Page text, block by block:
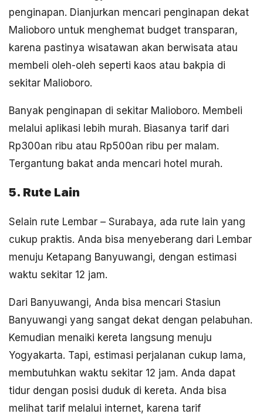
penginapan. Dianjurkan mencari penginapan dekat
Malioboro untuk menghemat budget transparan,
karena pastinya wisatawan akan berwisata atau
membeli oleh-oleh seperti kaos atau bakpia di
sekitar Malioboro.
Banyak penginapan di sekitar Malioboro. Membeli
melalui aplikasi lebih murah. Biasanya tarif dari
Rp300an ribu atau Rp500an ribu per malam.
Tergantung bakat anda mencari hotel murah.
5. Rute Lain
Selain rute Lembar – Surabaya, ada rute lain yang
cukup praktis. Anda bisa menyeberang dari Lembar
menuju Ketapang Banyuwangi, dengan estimasi
waktu sekitar 12 jam.
Dari Banyuwangi, Anda bisa mencari Stasiun
Banyuwangi yang sangat dekat dengan pelabuhan.
Kemudian menaiki kereta langsung menuju
Yogyakarta. Tapi, estimasi perjalanan cukup lama,
membutuhkan waktu sekitar 12 jam. Anda dapat
tidur dengan posisi duduk di kereta. Anda bisa
melihat tarif melalui internet, karena tarif